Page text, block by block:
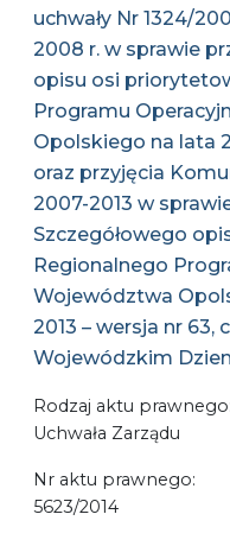
uchwały Nr 1324/
2008 r. w sprawie
opisu osi
Programu
Opolskiego na lata
oraz przyjęcia
2007-2013 w
Szczegółowego
Regionalnego
Województwa
2013 – wersja nr 63,
Wojewódzkim
Rodzaj aktu prawnego:
Uchwała Zarządu
Nr aktu prawnego:
5623/2014